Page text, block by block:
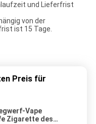
und Lieferfrist
von der
ist 15 Tage.
Preis für
Vape
Zigarette des